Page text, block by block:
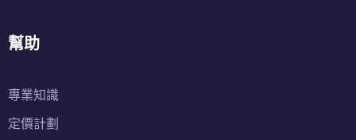
幫助
專業知識
定價計劃